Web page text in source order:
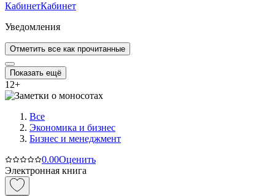
КабинетКабинет
Уведомления
Отметить все как прочитанные
Показать ещё
12+
Все
Экономика и бизнес
Бизнес и менеджмент
0.00Оценить
Электронная книга